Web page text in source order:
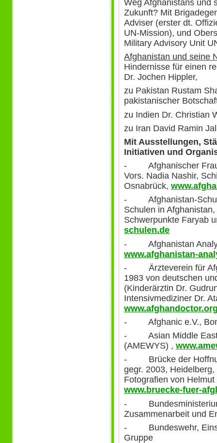
Weg Afghanistans und
Zukunft? Mit
Adviser (erster dt.
UN-Mission), und
Military Advisory Unit
Afghanistan und seine
Hindernisse für einen
Dr. Jochen Hippler,
zu Pakistan Rustam
pakistanischer
zu Indien Dr. Christian
zu Iran David Ramin
Mit Ausstellungen,
Initiativen und
- Afghanischer
Vors. Nadia Nashir,
Osnabrück,
- Afghanistan-
Schulen in
Schwerpunkte Faryab
schulen.de
- Afghanistan
www.afghanistan-
- Ärzteverein für
1983 von deutschen
(Kinderärztin Dr.
Intensivmediziner Dr.
- Afghanic e.V.,
- Asian Middle East
(AMEWYS) ,
- Brücke der
gegr. 2003, Heidelberg,
Fotografien von
www.bruecke-fuer-
-
Zusammenarbeit und
- Bundeswehr,
Gruppe